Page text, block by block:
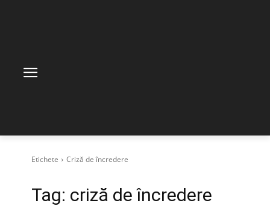
Etichete Criză de încredere
Tag: criză de încredere